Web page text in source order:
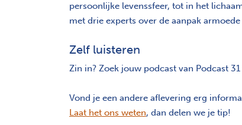
persoonlijke levenssfeer, tot in het
met drie experts over de aanpak
Zelf luisteren
Zin in? Zoek jouw podcast van Podcast
Vond je een andere aflevering erg
Laat het ons weten, dan delen we je tip!